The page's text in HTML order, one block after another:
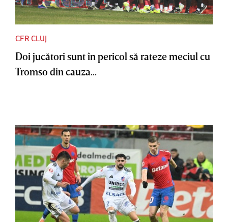
CFR CLUJ
Doi jucători sunt în pericol să rateze meciul cu
Tromso din cauza...